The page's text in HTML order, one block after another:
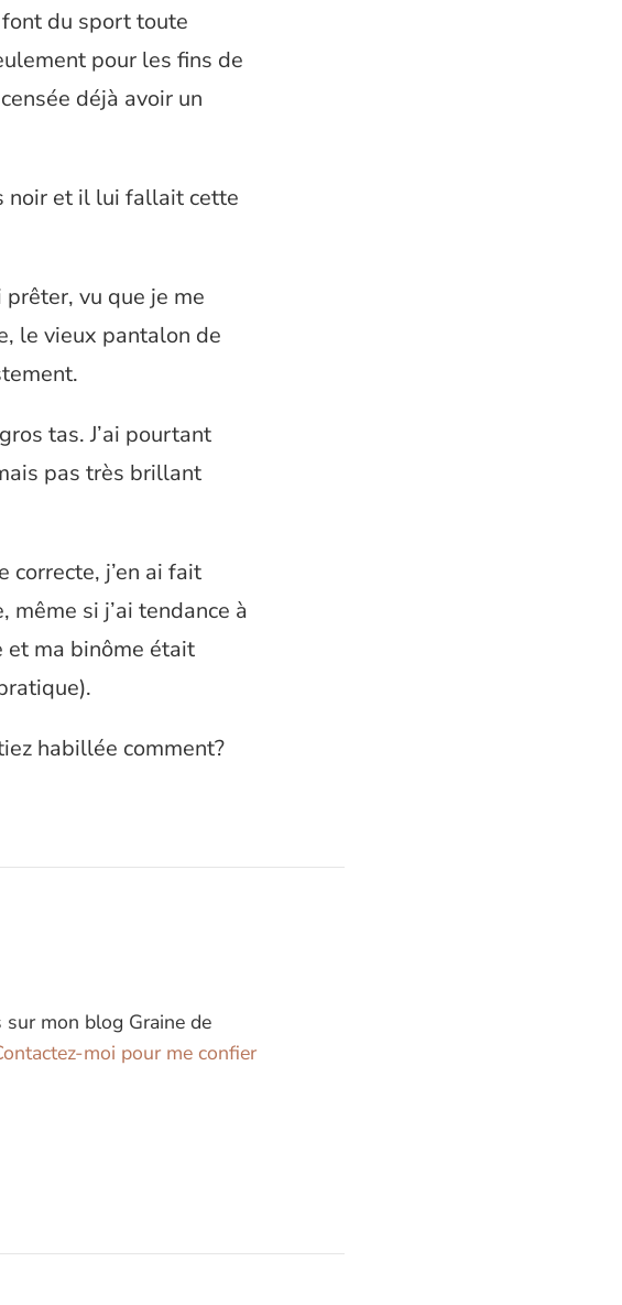
du sport toute
pour les fins de
déjà avoir un
noir et il lui fallait cette
vu que je me
le vieux pantalon de
tas. J’ai pourtant
pas très brillant
correcte, j’en ai fait
même si j’ai tendance à
et ma binôme était
habillée comment?
sur mon blog Graine de
moi pour me confier